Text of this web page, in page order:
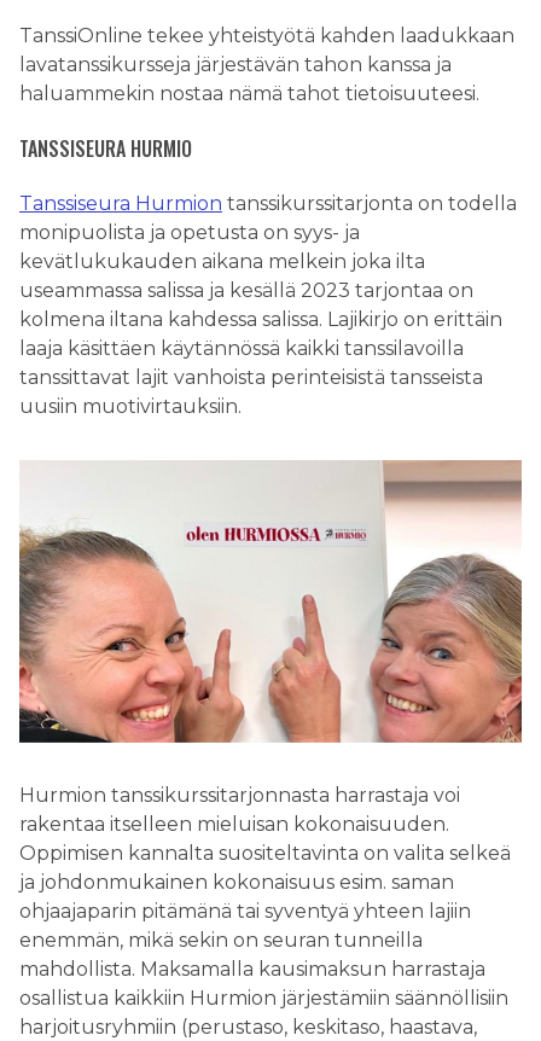
TanssiOnline tekee yhteistyötä kahden laadukkaan
lavatanssikursseja järjestävän tahon kanssa ja
haluammekin nostaa nämä tahot tietoisuuteesi.
TANSSISEURA HURMIO
Tanssiseura Hurmion tanssikurssitarjonta on todella
monipuolista ja opetusta on syys- ja
kevätlukukauden aikana melkein joka ilta
useammassa salissa ja kesällä 2023 tarjontaa on
kolmena iltana kahdessa salissa. Lajikirjo on erittäin
laaja käsittäen käytännössä kaikki tanssilavoilla
tanssittavat lajit vanhoista perinteisistä tansseista
uusiin muotivirtauksiin.
Hurmion tanssikurssitarjonnasta harrastaja voi
rakentaa itselleen mieluisan kokonaisuuden.
Oppimisen kannalta suositeltavinta on valita selkeä
ja johdonmukainen kokonaisuus esim. saman
ohjaajaparin pitämänä tai syventyä yhteen lajiin
enemmän, mikä sekin on seuran tunneilla
mahdollista. Maksamalla kausimaksun harrastaja
osallistua kaikkiin Hurmion järjestämiin säännöllisiin
harjoitusryhmiin (perustaso, keskitaso, haastava,